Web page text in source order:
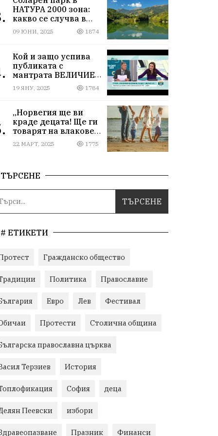
НАТУРА 2000 зона:
какво се случва в
Мартиново?
09 ЮНИ, 2025 1874
Кой и защо успива
публиката с
мантрата ВЕЛИЧИЕ
ОСТАВА ИЗВЪН
ПАРЛАМЕНТА
19 ЯНУ, 2025 1784
„Норвегия ще ви
краде децата! Ще ги
товарят на влакове
от гара Подуяне“
22 МАРТ, 2025 1775
ТЪРСЕНЕ
# ЕТИКЕТИ
Гражданско общество
Политика Православие
Евро Лев Фестивал
Протести Столична община
православна църква
Терзиев История
София деца
Пеевски избори
Празник Финанси